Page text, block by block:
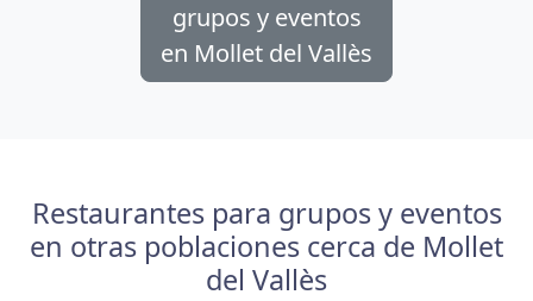
grupos y eventos
en Mollet del Vallès
Restaurantes para grupos y eventos
en otras poblaciones cerca de Mollet
del Vallès